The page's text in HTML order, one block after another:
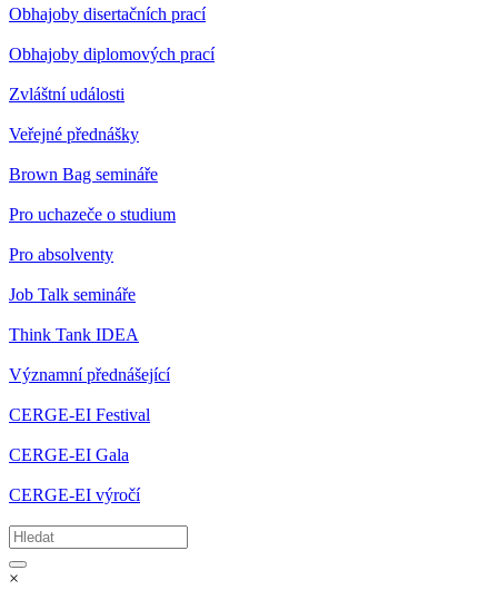
Obhajoby disertačních prací
Obhajoby diplomových prací
Zvláštní události
Veřejné přednášky
Brown Bag semináře
Pro uchazeče o studium
Pro absolventy
Job Talk semináře
Think Tank IDEA
Významní přednášející
CERGE-EI Festival
CERGE-EI Gala
CERGE-EI výročí
×